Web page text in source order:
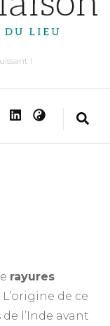
!
rayures
L’origine de ce
l’Inde avant